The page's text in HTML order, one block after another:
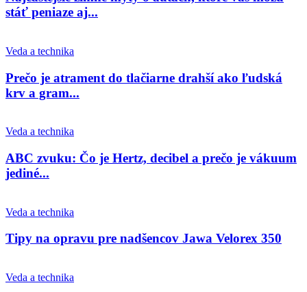
stáť peniaze aj...
Veda a technika
Prečo je atrament do tlačiarne drahší ako ľudská
krv a gram...
Veda a technika
ABC zvuku: Čo je Hertz, decibel a prečo je vákuum
jediné...
Veda a technika
Tipy na opravu pre nadšencov Jawa Velorex 350
Veda a technika